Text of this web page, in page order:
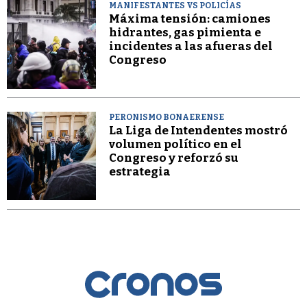
MANIFESTANTES VS POLICÍAS
Máxima tensión: camiones
hidrantes, gas pimienta e
incidentes a las afueras del
Congreso
PERONISMO BONAERENSE
La Liga de Intendentes mostró
volumen político en el
Congreso y reforzó su
estrategia